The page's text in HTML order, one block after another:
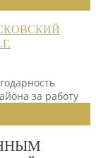
за работу